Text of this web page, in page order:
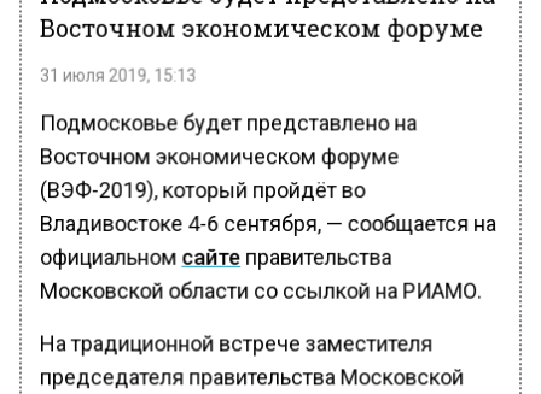
Восточном экономическом форуме
31 июля 2019, 15:13
Подмосковье будет представлено на
Восточном экономическом форуме
(ВЭФ-2019), который пройдёт во
Владивостоке 4-6 сентября, — сообщается на
официальном сайте правительства
Московской области со ссылкой на РИАМО.
На традиционной встрече заместителя
председателя правительства Московской